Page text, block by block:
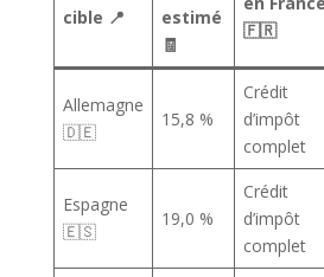
cible 📍
estimé
🧾
🇫🇷
Allemagne
🇩🇪
15,8 %
Crédit
d’impôt
complet
Espagne
🇪🇸
19,0 %
Crédit
d’impôt
complet